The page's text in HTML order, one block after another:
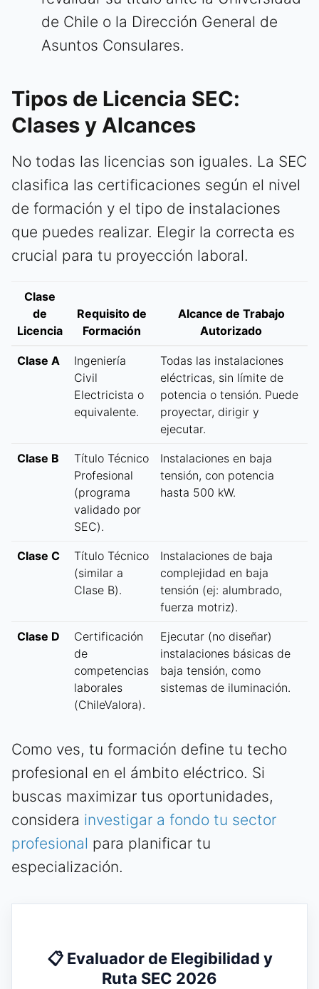
de Chile o la Dirección General de
Asuntos Consulares.
Tipos de Licencia SEC:
Clases y Alcances
No todas las licencias son iguales. La SEC
clasifica las certificaciones según el nivel
de formación y el tipo de instalaciones
que puedes realizar. Elegir la correcta es
crucial para tu proyección laboral.
Clase
de
Licencia
Requisito de
Formación
Alcance de Trabajo
Autorizado
Clase A
Ingeniería
Civil
Electricista o
equivalente.
Todas las instalaciones
eléctricas, sin límite de
potencia o tensión. Puede
proyectar, dirigir y
ejecutar.
Clase B
Título Técnico
Profesional
(programa
validado por
SEC).
Instalaciones en baja
tensión, con potencia
hasta 500 kW.
Clase C
Título Técnico
(similar a
Clase B).
Instalaciones de baja
complejidad en baja
tensión (ej: alumbrado,
fuerza motriz).
Clase D
Certificación
de
competencias
laborales
(ChileValora).
Ejecutar (no diseñar)
instalaciones básicas de
baja tensión, como
sistemas de iluminación.
Como ves, tu formación define tu techo
profesional en el ámbito eléctrico. Si
buscas maximizar tus oportunidades,
considera investigar a fondo tu sector
profesional para planificar tu
especialización.
📋 Evaluador de Elegibilidad y
Ruta SEC 2026